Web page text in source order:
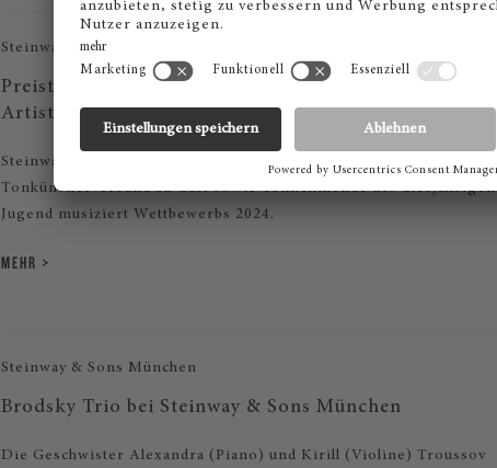
Steinway & Sons München
Preisträgerkonzert Jugend musiziert 2024 im The
Artist Living Room
Steinway & Sons München hatte den Münchner
Tonkünstlerverband zu Gast sowie Teilnehmende des diesjährigen
Jugend musiziert Wettbewerbs 2024.
MEHR
Steinway & Sons München
Brodsky Trio bei Steinway & Sons München
Die Geschwister Alexandra (Piano) und Kirill (Violine) Troussov